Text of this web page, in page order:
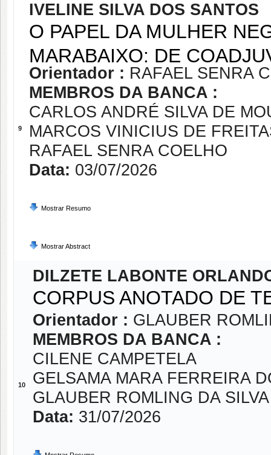
9
IVELINE SILVA DOS SANTOS
O PAPEL DA MULHER
MARABAIXO: DE
Orientador : RAFAEL SENRA
MEMBROS DA BANCA :
CARLOS ANDRÉ SILVA DE
MARCOS VINICIUS DE
RAFAEL SENRA COELHO
Data: 03/07/2026
Mostrar Resumo
Mostrar Abstract
10
DILZETE LABONTE
CORPUS ANOTADO DE
Orientador : GLAUBER
MEMBROS DA BANCA :
CILENE CAMPETELA
GELSAMA MARA FERREIRA
GLAUBER ROMLING DA SILVA
Data: 31/07/2026